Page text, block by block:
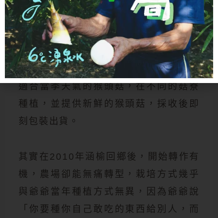
天氣的變化，影響菇類的生長；農場以
有機許可的物理方式，防治病蟲害；以
細目黑網、人力灑水等方式，管控溫度
與濕度；靈芝採收後的空窗期，則選擇
適合當季天氣的猴頭菇，在不同的菇寮
種植，並提供新鮮的猴頭菇，採收後即
刻包裝出貨。
其實在2010年涵榆回鄉後，開始轉作有
機，農場卻能無痛轉型，栽培方式幾乎
與爺爺當年種植方式無異，因為爺爺說
「你要種你自己敢吃的東西給別人，而